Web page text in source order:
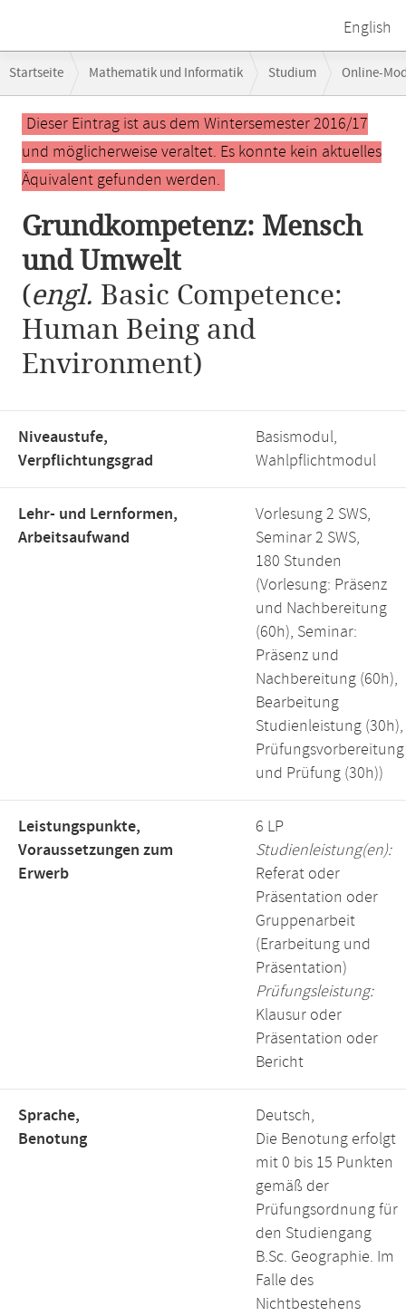
English
Navigation
Startseite Mathematik und Informatik Studium Online-
Hauptinhalt
Dieser Eintrag ist aus dem Wintersemester 2016/17
und möglicherweise veraltet. Es konnte kein aktuelles
Äquivalent gefunden werden.
Grundkompetenz: Mensch
und Umwelt
(engl. Basic Competence:
Human Being and
Environment)
Niveaustufe,
Verpflichtungsgrad
Basismodul,
Wahlpflichtmodul
Lehr- und Lernformen,
Arbeitsaufwand
Vorlesung 2 SWS,
Seminar 2 SWS,
180 Stunden
(Vorlesung: Präsenz
und Nachbereitung
(60h), Seminar:
Präsenz und
Nachbereitung (60h),
Bearbeitung
Studienleistung (30h),
Prüfungsvorbereitung
und Prüfung (30h))
Leistungspunkte,
Voraussetzungen zum
Erwerb
6 LP
Studienleistung(en):
Referat oder
Präsentation oder
Gruppenarbeit
(Erarbeitung und
Präsentation)
Prüfungsleistung:
Klausur oder
Präsentation oder
Bericht
Sprache,
Benotung
Deutsch,
Die Benotung erfolgt
mit 0 bis 15 Punkten
gemäß der
Prüfungsordnung für
den Studiengang
B.Sc. Geographie. Im
Falle des
Nichtbestehens